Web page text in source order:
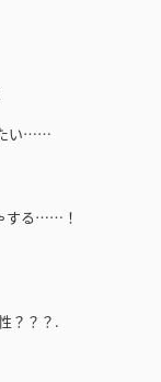
たい……
する……！
？？？.